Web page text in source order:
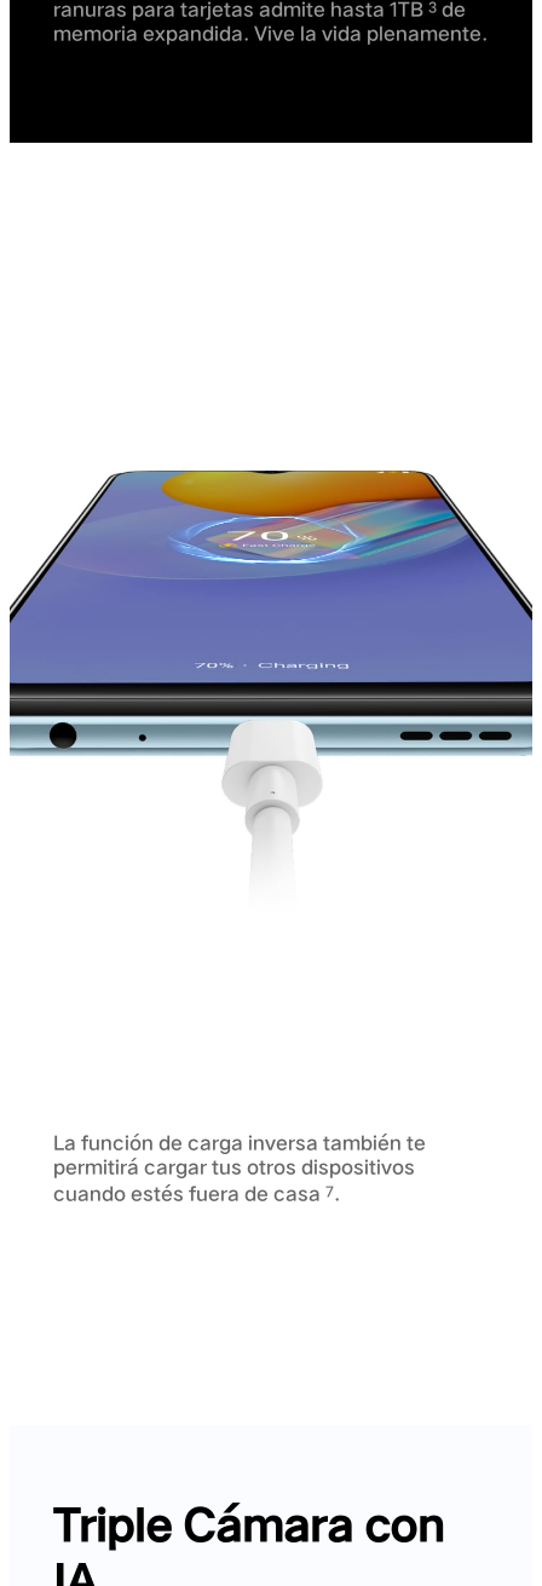
ranuras para tarjetas admite hasta 1TB 3 de
memoria expandida. Vive la vida plenamente.
La función de carga inversa también te
permitirá cargar tus otros dispositivos
cuando estés fuera de casa 7.
Triple Cámara con